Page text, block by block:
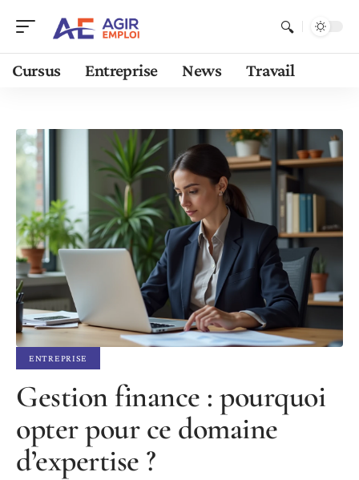
Cursus Entreprise News Travail
ENTREPRISE
Gestion finance : pourquoi
opter pour ce domaine
d’expertise ?